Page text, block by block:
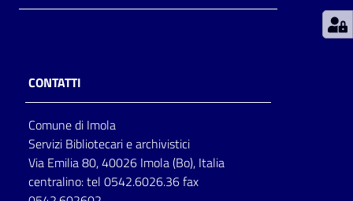
Patto
Seguici
su
CONTATTI
Comune di Imola
Servizi Bibliotecari e archivistici
Via Emilia 80, 40026 Imola (Bo), Italia
centralino: tel 0542.6026.36 fax